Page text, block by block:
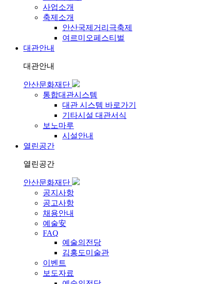
사업소개
축제소개
안산국제거리극축제
여르미오페스티벌
대관안내
대관안내
안산문화재단
통합대관시스템
대관 시스템 바로가기
기타시설 대관서식
보노마루
시설안내
열린공간
열린공간
안산문화재단
공지사항
공고사항
채용안내
예술安
FAQ
예술의전당
김홍도미술관
이벤트
보도자료